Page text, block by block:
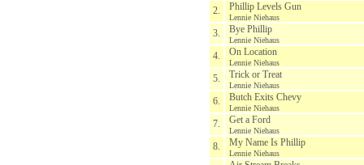
2. Phillip Levels Gun
Lennie Niehaus
3. Bye Phillip
Lennie Niehaus
4. On Location
Lennie Niehaus
5. Trick or Treat
Lennie Niehaus
6. Butch Exits Chevy
Lennie Niehaus
7. Get a Ford
Lennie Niehaus
8. My Name Is Phillip
Lennie Niehaus